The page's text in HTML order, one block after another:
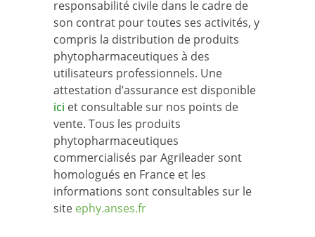
responsabilité civile dans le cadre de
son contrat pour toutes ses activités, y
compris la distribution de produits
phytopharmaceutiques à des
utilisateurs professionnels. Une
attestation d’assurance est disponible
ici et consultable sur nos points de
vente. Tous les produits
phytopharmaceutiques
commercialisés par Agrileader sont
homologués en France et les
informations sont consultables sur le
site ephy.anses.fr